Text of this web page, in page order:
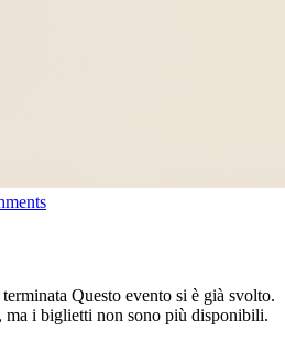
Questo evento si è già svolto.
ma i biglietti non sono più disponibili.